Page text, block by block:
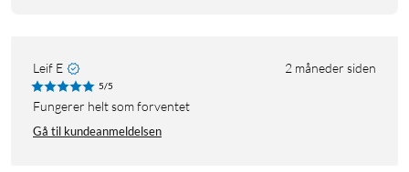
Leif E 2 måneder siden
5/5
Fungerer helt som forventet
Gå til kundeanmeldelsen